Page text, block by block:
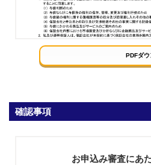
確認事項
お申込み審査にあ